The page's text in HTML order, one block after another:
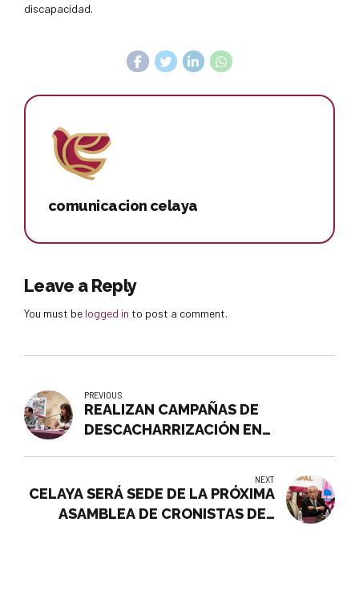
discapacidad.
comunicacion celaya
Leave a Reply
You must be logged in to post a comment.
PREVIOUS
REALIZAN CAMPAÑAS DE
DESCACHARRIZACIÓN EN
NEXT
CELAYA SERÁ SEDE DE LA PRÓXIMA
ASAMBLEA DE CRONISTAS DEL